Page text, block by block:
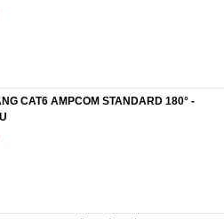
CAT6 AMPCOM STANDARD 180° -